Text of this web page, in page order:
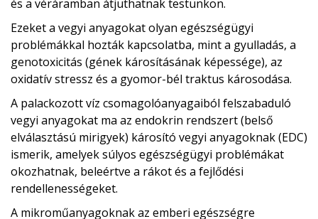
és a véráramban átjuthatnak testünkön.
Ezeket a vegyi anyagokat olyan egészségügyi
problémákkal hozták kapcsolatba, mint a gyulladás, a
genotoxicitás (gének károsításának képessége), az
oxidatív stressz és a gyomor-bél traktus károsodása.
A palackozott víz csomagolóanyagaiból felszabaduló
vegyi anyagokat ma az endokrin rendszert (belső
elválasztású mirigyek) károsító vegyi anyagoknak (EDC)
ismerik, amelyek súlyos egészségügyi problémákat
okozhatnak, beleértve a rákot és a fejlődési
rendellenességeket.
A mikroműanyagoknak az emberi egészségre